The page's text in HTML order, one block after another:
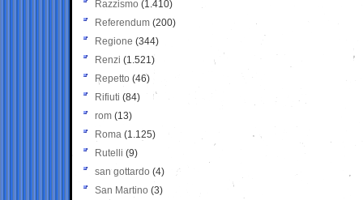
Razzismo (1.410)
Referendum (200)
Regione (344)
Renzi (1.521)
Repetto (46)
Rifiuti (84)
rom (13)
Roma (1.125)
Rutelli (9)
san gottardo (4)
San Martino (3)